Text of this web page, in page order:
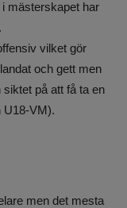
mästerskapet har
vilket gör
och gett men
på att få ta en
U18-VM).
men det mesta